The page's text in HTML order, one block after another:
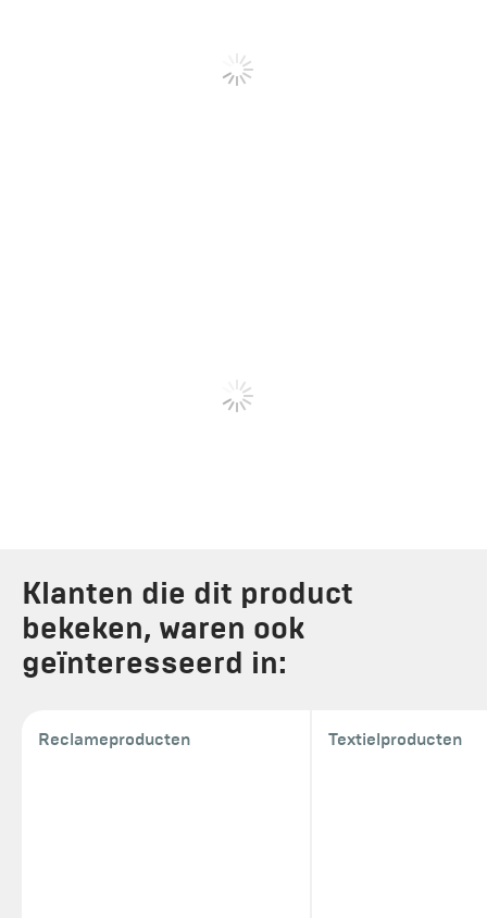
Klanten die dit product
bekeken, waren ook
geïnteresseerd in:
Reclameproducten Textielproducten